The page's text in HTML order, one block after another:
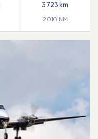
3 723 km
2 010 NM